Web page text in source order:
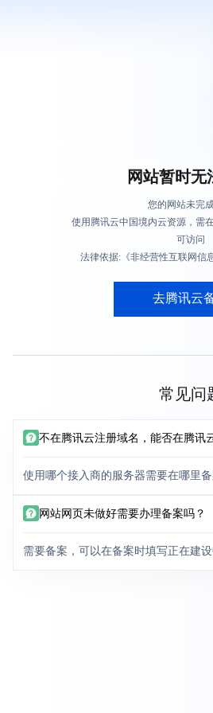
网站暂时无
您的网站未完
使用腾讯云中国境内云资源，需
可访问
法律依据:《非经营性互联网信
去腾讯云
常见问
不在腾讯云注册域名，能否在腾讯
使用哪个接入商的服务器需要在哪里
网站网页未做好需要办理备案吗？
需要备案，可以在备案时填写正在建设